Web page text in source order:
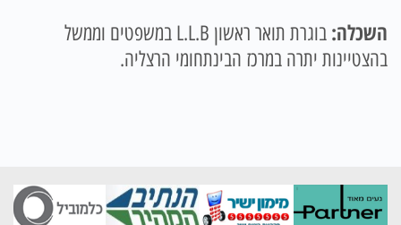
השכלה:
בוגרת תואר ראשון L.L.B במשפטים וממשל
בהצטיינות יתרה במרכז הבינתחומי הרצליה.